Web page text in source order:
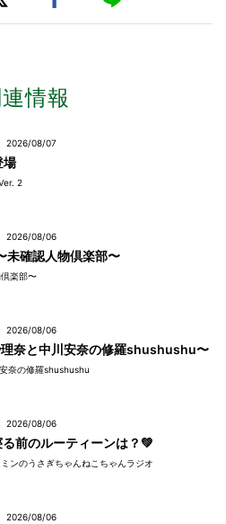
情報
2026/08/07
場
2
2026/08/06
未確認人物倶楽部〜
楽部〜
2026/08/06
奈と中川安奈の修羅shushushu〜
奈の修羅shushushu
2026/08/06
前のルーティーンは？💚
ンのうさぎちゃんねこちゃんラジオ
2026/08/06